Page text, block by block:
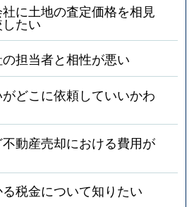
に土地の査定価格を相見
たい
担当者と相性が悪い
どこに依頼していいかわ
動産売却における費用が
税金について知りたい